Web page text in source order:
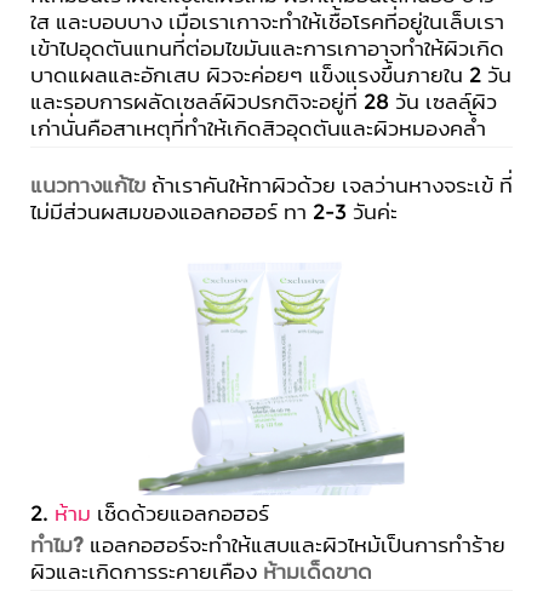
ใส และบอบบาง เมื่อเราเกาจะทำให้เชื้อโรคที่อยู่ในเล็บเรา
เข้าไปอุดตันแทนที่ต่อมไขมันและการเกาอาจทำให้ผิวเกิด
บาดแผลและอักเสบ ผิวจะค่อยๆ แข็งแรงขึ้นภายใน 2 วัน
และรอบการผลัดเซลล์ผิวปรกติจะอยู่ที่ 28 วัน เซลล์ผิว
เก่านั่นคือสาเหตุที่ทำให้เกิดสิวอุดตันและผิวหมองคล้ำ
แนวทางแก้ไข ถ้าเราคันให้ทาผิวด้วย เจลว่านหางจระเข้ ที่
ไม่มีส่วนผสมของแอลกอฮอร์ ทา 2-3 วันค่ะ
2. ห้าม เช็ดด้วยแอลกอฮอร์
ทำไม? แอลกอฮอร์จะทำให้แสบและผิวไหม้เป็นการทำร้าย
ผิวและเกิดการระคายเคือง ห้ามเด็ดขาด